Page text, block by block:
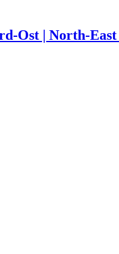
Ost | North-